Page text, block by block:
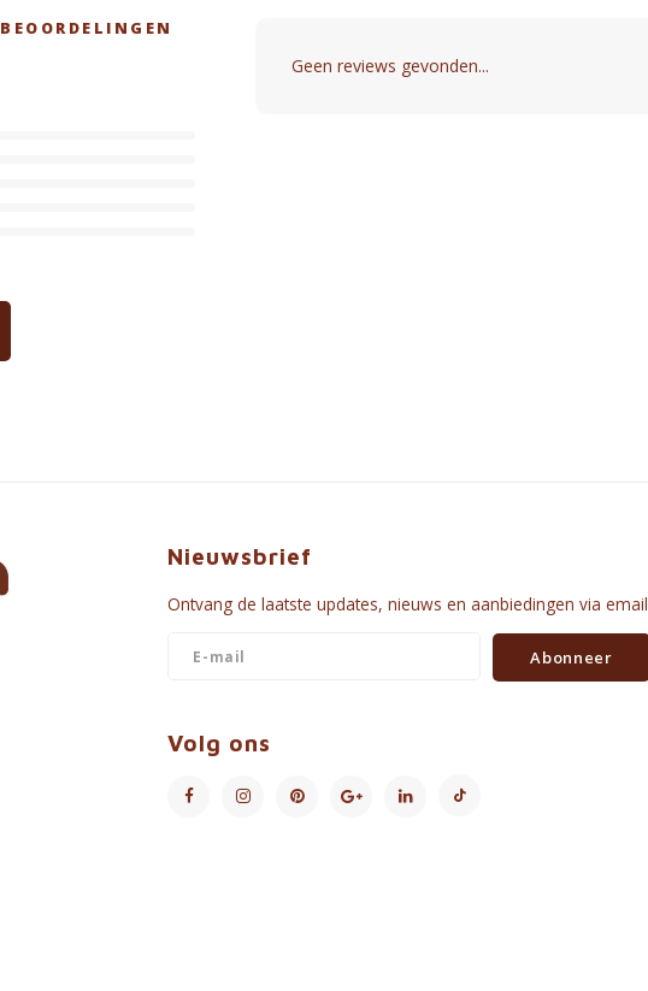
BEOORDELINGEN
Geen reviews gevonden...
Nieuwsbrief
Ontvang de laatste updates, nieuws en aanbiedingen via email
Abonneer
Volg ons